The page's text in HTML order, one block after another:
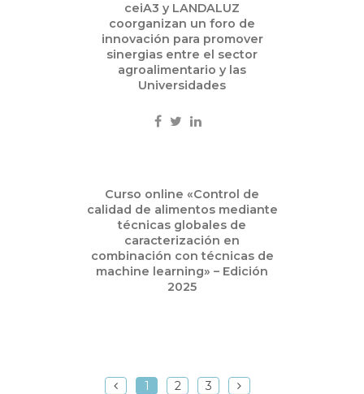
ceiA3 y LANDALUZ
coorganizan un foro de
innovación para promover
sinergias entre el sector
agroalimentario y las
Universidades
01
Curso online «Control de
calidad de alimentos mediante
técnicas globales de
caracterización en
combinación con técnicas de
machine learning» – Edición
2025
1 2 3